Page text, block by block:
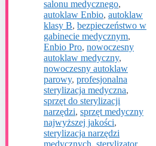
salonu medycznego,
autoklaw Enbio, autoklaw
klasy B, bezpieczeństwo w
gabinecie medycznym,
Enbio Pro, nowoczesny
autoklaw medyczny,
nowoczesny autoklaw
parowy, profesjonalna
sterylizacja medyczna,
sprzęt do sterylizacji
narzędzi, sprzęt medyczny
najwyższej jakości,
sterylizacja narzędzi
medycznych, sterylizator